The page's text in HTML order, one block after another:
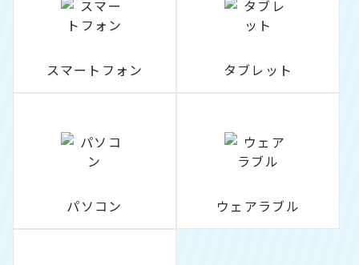
スマートフォン タブレット
パソコン ウェアラブル